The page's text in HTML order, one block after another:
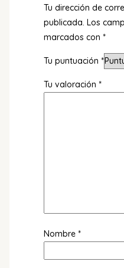
Tu dirección de
publicada. Los
marcados con *
Tu puntuación *
Tu valoración *
Nombre *